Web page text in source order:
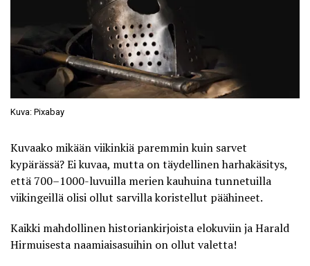
Kuva: Pixabay
Kuvaako mikään viikinkiä paremmin kuin sarvet
kypärässä? Ei kuvaa, mutta on täydellinen harhakäsitys,
että 700–1000-luvuilla merien kauhuina tunnetuilla
viikingeillä olisi ollut sarvilla koristellut päähineet.
Kaikki mahdollinen historiankirjoista elokuviin ja Harald
Hirmuisesta naamiaisasuihin on ollut valetta!